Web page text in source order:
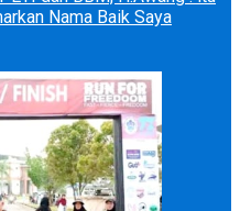
Nama Baik Saya